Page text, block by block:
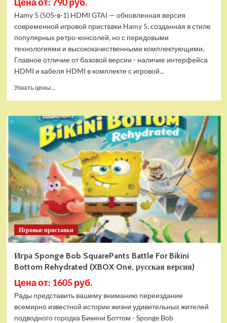
Hamy 5 (505-в-1) HDMI GTAI — обновленная версия
современной игровой приставки Hamy 5, созданная в стиле
популярных ретро-консолей, но с передовыми
технологиями и высококачественными комплектующими.
Главное отличие от базовой версии - наличие интерфейса
HDMI и кабеля HDMI в комплекте с игровой...
Узнать цены...
Игровая
приставка
Hamy
5
(505-
в-1)
HDMI
GTA
Игровые приставки
Игра Sponge Bob SquarePants Battle For Bikini
Bottom Rehydrated (XBOX One, русская версия)
Цена от: 1605 руб.
Рады представить вашему вниманию переиздание
всемирно известной истории жизни удивительных жителей
подводного городка Бикини Боттом - Sponge Bob